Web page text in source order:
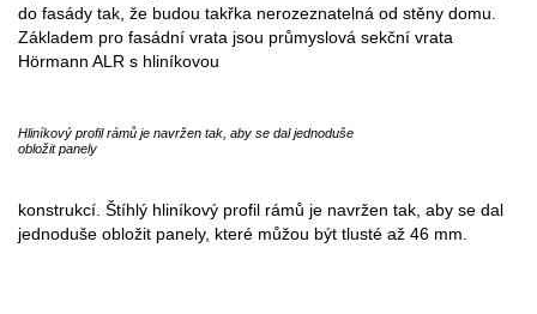
do fasády tak, že budou takřka nerozeznatelná od stěny domu.
Základem pro fasádní vrata jsou průmyslová sekční vrata
Hörmann ALR s hliníkovou
Hliníkový profil rámů je navržen tak, aby se dal jednoduše
obložit panely
konstrukcí. Štíhlý hliníkový profil rámů je navržen tak, aby se dal
jednoduše obložit panely, které můžou být tlusté až 46 mm.